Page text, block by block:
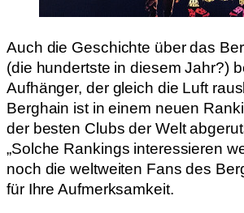
Auch die Geschichte über das
(die hundertste in diesem Jahr?)
Aufhänger, der gleich die Luft
Berghain ist in einem neuen
der besten Clubs der Welt
„Solche Rankings interessieren
noch die weltweiten Fans des
für Ihre Aufmerksamkeit.